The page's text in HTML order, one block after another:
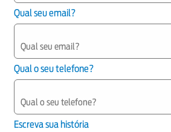
Qual seu email?
Qual o seu telefone?
Escreva sua história